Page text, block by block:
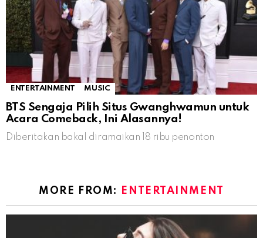
ENTERTAINMENT MUSIC
BTS Sengaja Pilih Situs Gwanghwamun untuk
Acara Comeback, Ini Alasannya!
Diberitakan bakal diramaikan 18 ribu penonton
MORE FROM: ENTERTAINMENT